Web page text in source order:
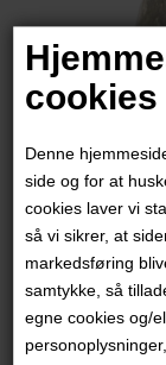
cookies
Denne
side og for at
cookies laver vi
så vi sikrer, at
markedsføring
samtykke, så
egne cookies og/